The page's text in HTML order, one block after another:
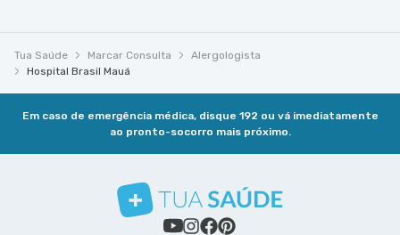
Tua Saúde Marcar Consulta
Alergologista
Hospital Brasil Mauá
Em caso de emergência médica, disque 192 ou vá imediatamente
ao pronto-socorro mais próximo.